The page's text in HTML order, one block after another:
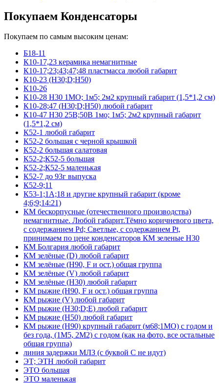
Покупаем Конденсаторы
Покупаем по самым высоким ценам:
Б18-11
К10-17,23 керамика немагнитные
К10-17;23;43;47;48 пластмасса любой габарит
К10-23 (Н30;D;Н50)
К10-26
К10-28 Н30 1МО; 1м5; 2м2 крупный габарит (1,5*1,2 см)
К10-28;47 (Н30;D;Н50) любой габарит
К10-47 Н30 25В;50В 1мо; 1м5; 2м2 крупный габарит
(1,5*1,2 см)
К52-1 любой габарит
К52-2 большая с черной крышкой
К52-2 большая салатовая
К52-2;К52-5 большая
К52-2;К52-5 маленькая
К52-7 до 93г выпуска
К52-9;11
К53-1;1А;18 и другие крупный габарит (кроме
4;6;9;14:21)
КМ бескорпусные (отечественного производства)
немагнитные. Любой габарит.Тёмно коричневого цвета,
с содержанием Pd; Светлые, с содержанием Pt,
принимаем по цене конденсаторов КМ зеленые Н30
КМ Болгария любой габарит
КМ зелёные (D) любой габарит
КМ зелёные (H90, F и ост.) общая группа
КМ зелёные (V) любой габарит
КМ зелёные (Н30) любой габарит
КМ рыжие (H90, F и ост.) общая группа
КМ рыжие (V) любой габарит
КМ рыжие (Н30;D;E) любой габарит
КМ рыжие (Н50) любой габарит
КМ рыжие (Н90) крупный габарит (м68;1МО) с годом и
без года, (1М5, 2М2) с годом (как на фото, все остальные
общая группа)
линия задержки МЛЗ (с буквой С не идут)
ЭТ; ЭТН любой габарит
ЭТО большая
ЭТО маленькая